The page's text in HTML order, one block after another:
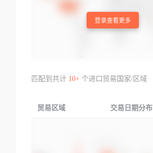
登录查看更多
匹配到共计 10+个进口贸易国家/区域
贸易区域 交易日期分布